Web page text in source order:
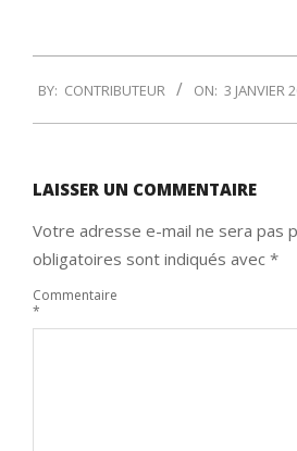
01-
03
BY: CONTRIBUTEUR ON: 3 JANVIER
LAISSER UN COMMENTAIRE
Votre adresse e-mail ne sera pas
obligatoires sont indiqués avec *
Commentaire
*